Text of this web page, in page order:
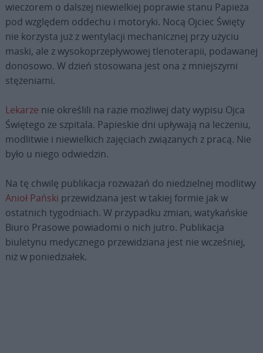
wieczorem o dalszej niewielkiej poprawie stanu Papieża
pod względem oddechu i motoryki. Nocą Ojciec Święty
nie korzysta już z wentylacji mechanicznej przy użyciu
maski, ale z wysokoprzepływowej tlenoterapii, podawanej
donosowo. W dzień stosowana jest ona z mniejszymi
stężeniami.
Lekarze nie określili na razie możliwej daty wypisu Ojca
Świętego ze szpitala. Papieskie dni upływają na leczeniu,
modlitwie i niewielkich zajęciach związanych z pracą. Nie
było u niego odwiedzin.
Na tę chwilę publikacja rozważań do niedzielnej modlitwy
Anioł Pański przewidziana jest w takiej formie jak w
ostatnich tygodniach. W przypadku zmian, watykańskie
Biuro Prasowe powiadomi o nich jutro. Publikacja
biuletynu medycznego przewidziana jest nie wcześniej,
niż w poniedziałek.